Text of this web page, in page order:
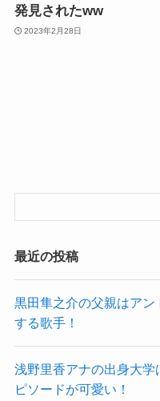
発見されたww
2023年2月28日
最近の投稿
黒田隼之介の父親はア
する歌手！
浅野里香アナの出身大
ピソードが可愛い！